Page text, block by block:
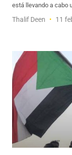
está llevando a cabo
Thalif Deen 11